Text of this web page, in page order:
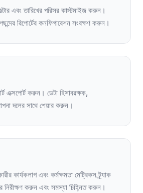
এবং তারিখের পরিসর কাস্টমাইজ করুন।
রিপোর্টের কনফিগারেশন সংরক্ষণ করুন।
এক্সপোর্ট করুন। ডেটা হিসাবরক্ষক,
দলের সাথে শেয়ার করুন।
কার্যকলাপ এবং কর্মক্ষমতা মেট্রিকস ট্র্যাক
নিরীক্ষণ করুন এবং সমস্যা চিহ্নিত করুন।